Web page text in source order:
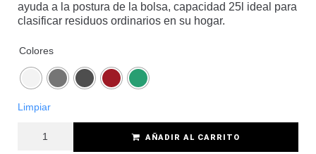
ayuda a la postura de la bolsa, capacidad 25l ideal para
clasificar residuos ordinarios en su hogar.
Colores
Limpiar
AÑADIR AL CARRITO